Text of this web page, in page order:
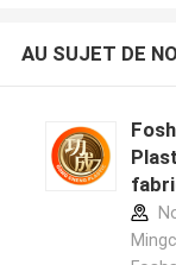
AU SUJET DE